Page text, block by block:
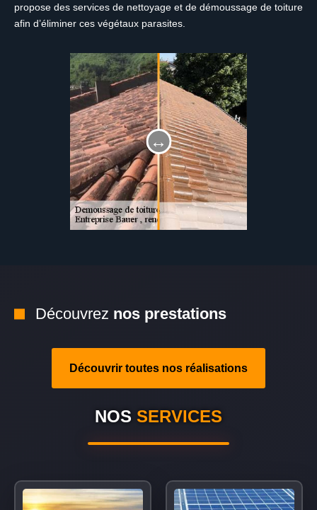
propose des services de nettoyage et de démoussage de toiture
afin d’éliminer ces végétaux parasites.
Découvrez nos prestations
Découvrir toutes nos réalisations
NOS SERVICES